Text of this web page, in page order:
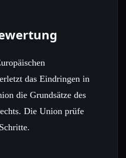
das Eindringen in
die Grundsätze des
Die Union prüfe